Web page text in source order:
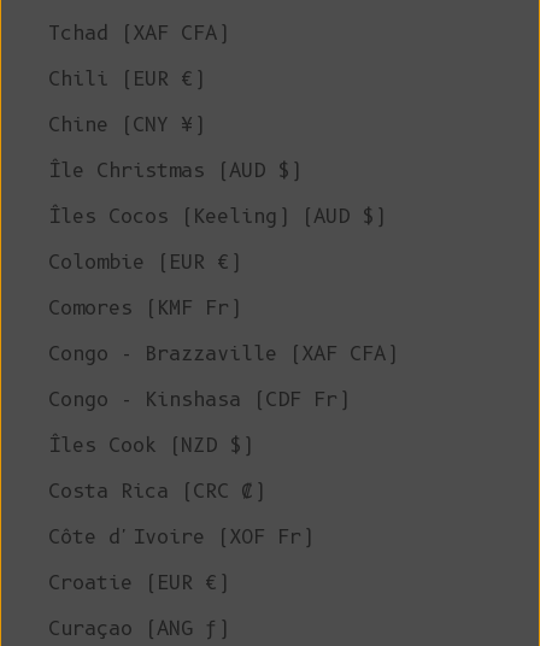
Tchad (XAF CFA)
Chili (EUR €)
Chine (CNY ¥)
Île Christmas (AUD $)
Îles Cocos (Keeling) (AUD $)
Colombie (EUR €)
Comores (KMF Fr)
Congo - Brazzaville (XAF CFA)
Congo - Kinshasa (CDF Fr)
Îles Cook (NZD $)
Costa Rica (CRC ₡)
Côte d'Ivoire (XOF Fr)
Croatie (EUR €)
Curaçao (ANG ƒ)